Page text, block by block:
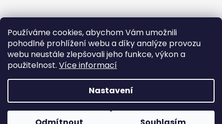
Používáme cookies, abychom Vám umožnili
pohodlné prohlížení webu a díky analýze provozu
webu neustále zlepšovali jeho funkce, výkon a
použitelnost. Více informací
Nastavení
Copyright 2026Animákshop. Všechna práva vyhrazena.